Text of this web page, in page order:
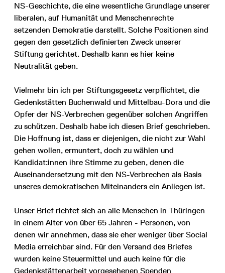
NS-Geschichte, die eine wesentliche Grundlage unserer
liberalen, auf Humanität und Menschenrechte
setzenden Demokratie darstellt. Solche Positionen sind
gegen den gesetzlich definierten Zweck unserer
Stiftung gerichtet. Deshalb kann es hier keine
Neutralität geben.
Vielmehr bin ich per Stiftungsgesetz verpflichtet, die
Gedenkstätten Buchenwald und Mittelbau-Dora und die
Opfer der NS-Verbrechen gegenüber solchen Angriffen
zu schützen. Deshalb habe ich diesen Brief geschrieben.
Die Hoffnung ist, dass er diejenigen, die nicht zur Wahl
gehen wollen, ermuntert, doch zu wählen und
Kandidat:innen ihre Stimme zu geben, denen die
Auseinandersetzung mit den NS-Verbrechen als Basis
unseres demokratischen Miteinanders ein Anliegen ist.
Unser Brief richtet sich an alle Menschen in Thüringen
in einem Alter von über 65 Jahren - Personen, von
denen wir annehmen, dass sie eher weniger über Social
Media erreichbar sind. Für den Versand des Briefes
wurden keine Steuermittel und auch keine für die
Gedenkstättenarbeit vorgesehenen Spenden